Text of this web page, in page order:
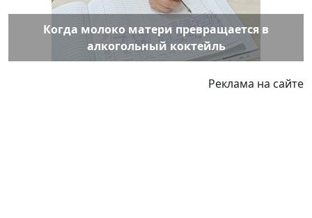
Когда молоко матери превращается в
алкогольный коктейль
Реклама на сайте